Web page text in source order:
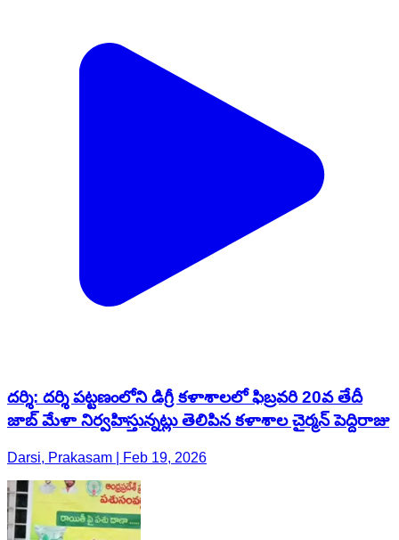
దర్శి: దర్శి పట్టణంలోని డిగ్రీ కళాశాలలో ఫిబ్రవరి 20వ తేదీ
జాబ్ మేళా నిర్వహిస్తున్నట్లు తెలిపిన కళాశాల చైర్మన్ పెద్దిరాజు
Darsi, Prakasam | Feb 19, 2026